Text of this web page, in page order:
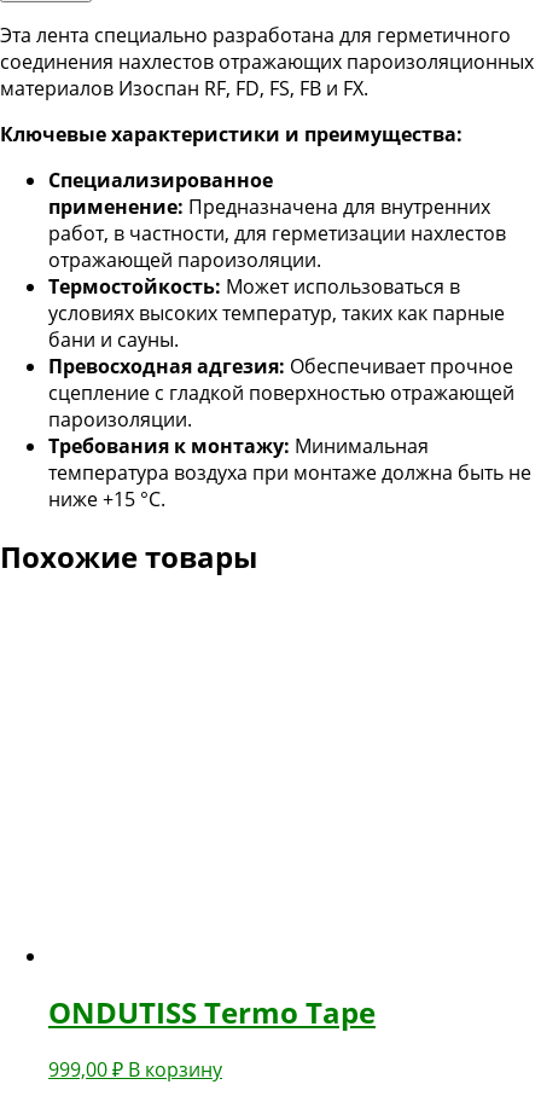
Эта лента специально разработана для герметичного
соединения нахлестов отражающих пароизоляционных
материалов Изоспан RF, FD, FS, FB и FX.
Ключевые характеристики и преимущества:
Специализированное
применение: Предназначена для внутренних
работ, в частности, для герметизации нахлестов
отражающей пароизоляции.
Термостойкость: Может использоваться в
условиях высоких температур, таких как парные
бани и сауны.
Превосходная адгезия: Обеспечивает прочное
сцепление с гладкой поверхностью отражающей
пароизоляции.
Требования к монтажу: Минимальная
температура воздуха при монтаже должна быть не
ниже +15 °C.
Похожие товары
ONDUTISS Termo Tape
999,00₽ В корзину